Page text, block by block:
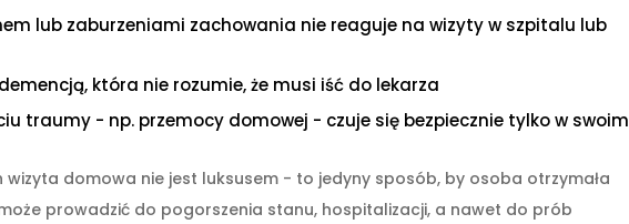
lub zaburzeniami zachowania nie reaguje na wizyty w szpitalu lub
która nie rozumie, że musi iść do lekarza
traumy - np. przemocy domowej - czuje się bezpiecznie tylko w swoim
domowa nie jest luksusem - to jedyny sposób, by osoba otrzymała
prowadzić do pogorszenia stanu, hospitalizacji, a nawet do prób